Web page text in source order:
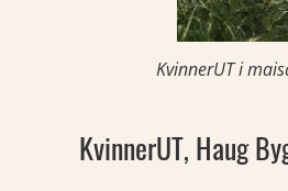
KvinnerUT i
KvinnerUT, Haug